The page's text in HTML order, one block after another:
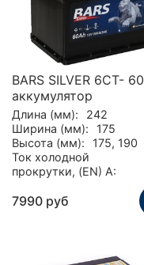
BARS SILVER 6СТ- 60
аккумулятор
Длина (мм):
242
Ширина (мм):
175
Высота (мм):
175, 190
Ток холодной
прокрутки, (EN) А:
7990 руб